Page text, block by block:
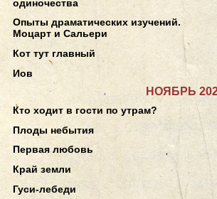
одиночества
Опыты драматических изучений.
Моцарт и Сальери
Кот тут главный
Иов
НОЯБРЬ
Кто ходит в гости по утрам?
Плоды небытия
Первая любовь
Край земли
Гуси-лебеди